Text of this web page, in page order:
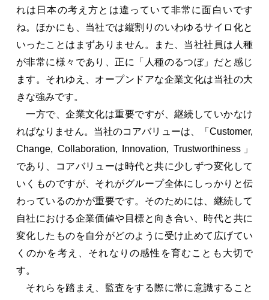
れは日本の考え方とは違っていて非常に面白いです
ね。ほかにも、当社では縦割りのいわゆるサイロ化と
いったことはまずありません。また、当社社員は人種
が非常に様々であり、正に「人種のるつぼ」だと感じ
ます。それゆえ、オープンドアな企業文化は当社の大
きな強みです。
一方で、企業文化は重要ですが、継続していかなけ
ればなりません。当社のコアバリューは、「Customer,
Change, Collaboration, Innovation, Trustworthiness」
であり、コアバリューは時代と共に少しずつ変化して
いくものですが、それがグループ全体にしっかりと伝
わっているのかが重要です。そのためには、継続して
自社における企業価値や目標と向き合い、時代と共に
変化したものを自分がどのように受け止めて広げてい
くのかを考え、それなりの感性を育むことも大切で
す。
それらを踏まえ、監査をする際に常に意識すること